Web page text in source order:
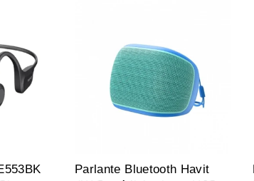
Parlante Bluetooth Havit